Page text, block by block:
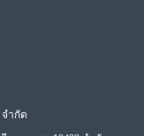
ำกัด